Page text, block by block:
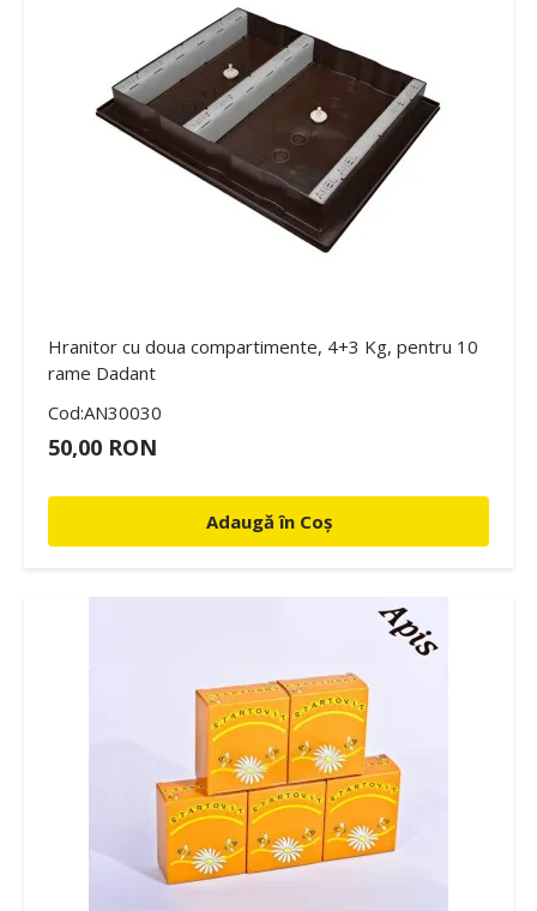
Hranitor cu doua compartimente, 4+3 Kg, pentru 10
rame Dadant
Cod:AN30030
50,00 RON
Adaugă în Coș